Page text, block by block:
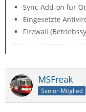
Sync-Add-on für
Eingesetzte
Firewall
MSFreak
Senior-Mitglied